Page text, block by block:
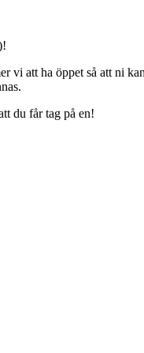
vi att ha öppet så att ni
du får tag på en!